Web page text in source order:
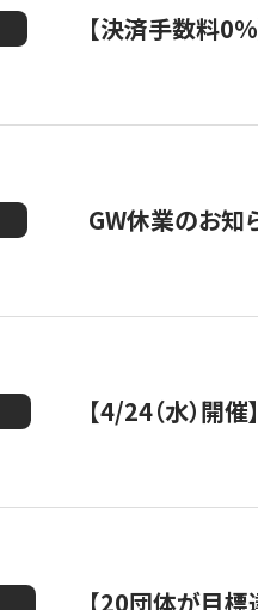
【決済手数料
GW休業のお知
【4/24（水）開
【20団体が目